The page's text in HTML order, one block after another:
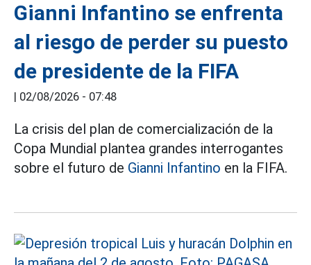
Gianni Infantino se enfrenta
al riesgo de perder su puesto
de presidente de la FIFA
| 02/08/2026 - 07:48
La crisis del plan de comercialización de la
Copa Mundial plantea grandes interrogantes
sobre el futuro de Gianni Infantino en la FIFA.